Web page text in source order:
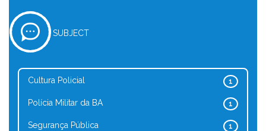
SUBJECT
1
Cultura Policial
1
Polícia Militar da BA
1
Segurança Pública